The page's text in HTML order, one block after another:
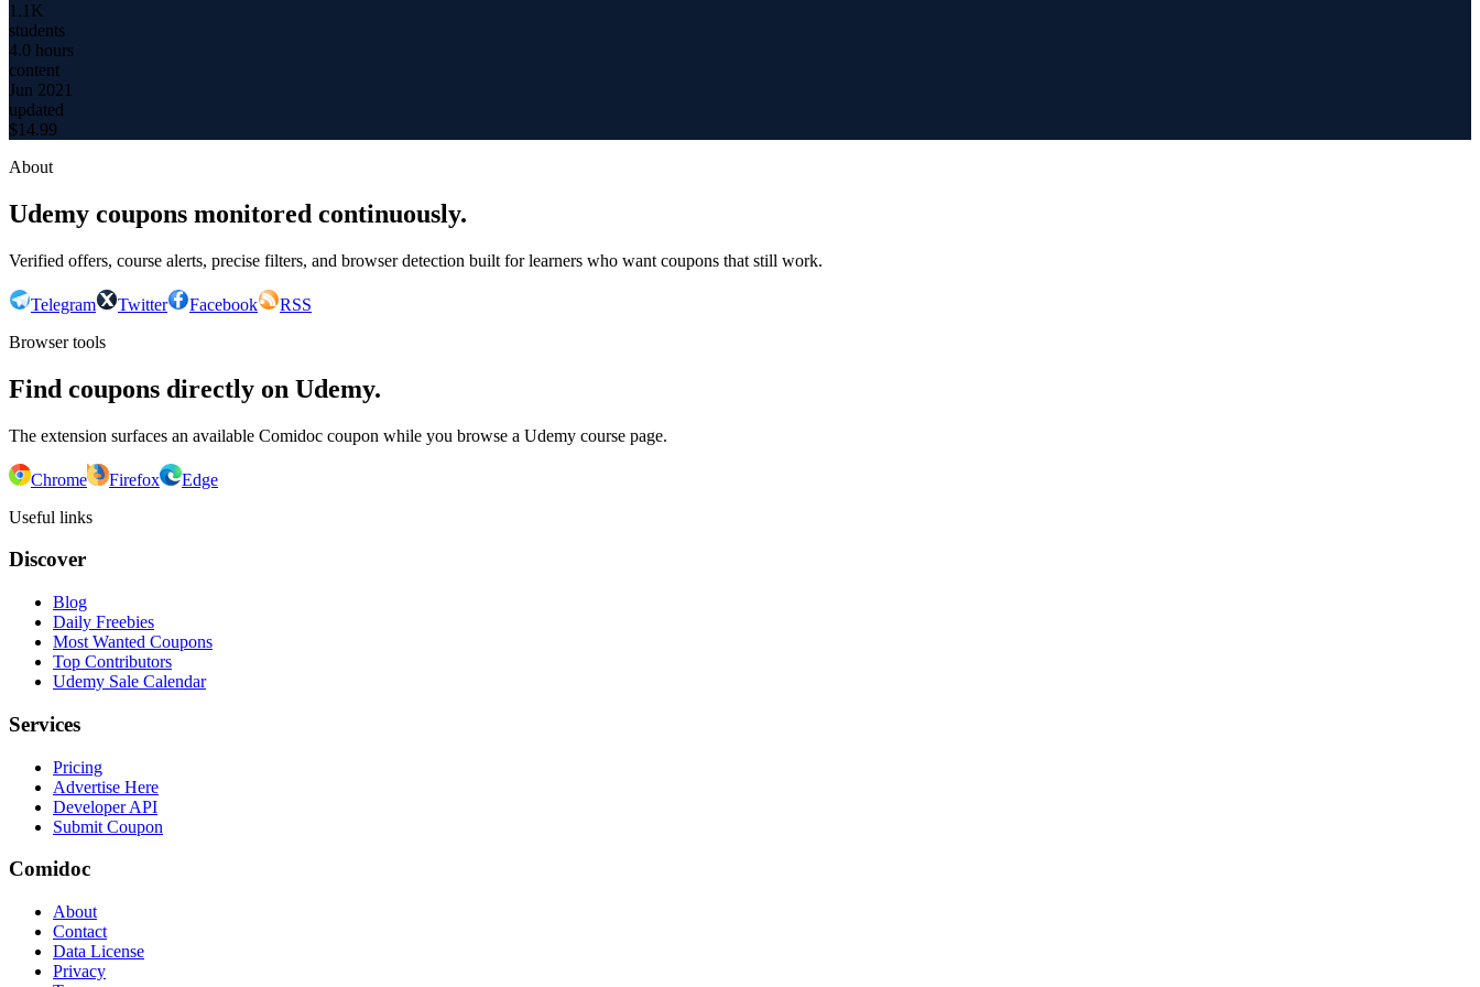
1.1K
students
4.0 hours
content
Jun 2021
updated
$14.99
About
Udemy coupons monitored continuously.
Verified offers, course alerts, precise filters, and browser detection built for learners who want coupons that still work.
Telegram Twitter Facebook
RSS
Browser tools
Find coupons directly on Udemy.
The extension surfaces an available Comidoc coupon while you browse a Udemy course page.
Chrome Firefox
Edge
Useful links
Discover
Blog
Daily Freebies
Most Wanted Coupons
Top Contributors
Udemy Sale Calendar
Services
Pricing
Advertise Here
Developer API
Submit Coupon
Comidoc
About
Contact
Data License
Privacy